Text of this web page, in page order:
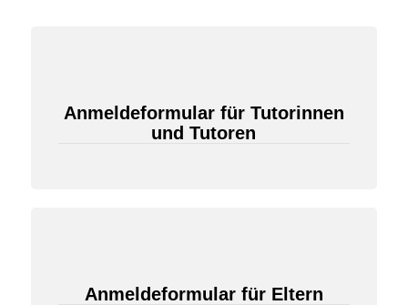
Anmeldeformular für Tutorinnen
und Tutoren
Anmeldeformular für Eltern